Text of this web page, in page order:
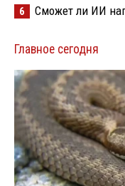
6 Сможет ли ИИ
Главное сегодня